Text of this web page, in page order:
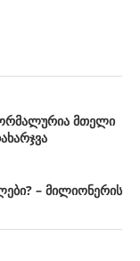
მთელი
– მილიონერის